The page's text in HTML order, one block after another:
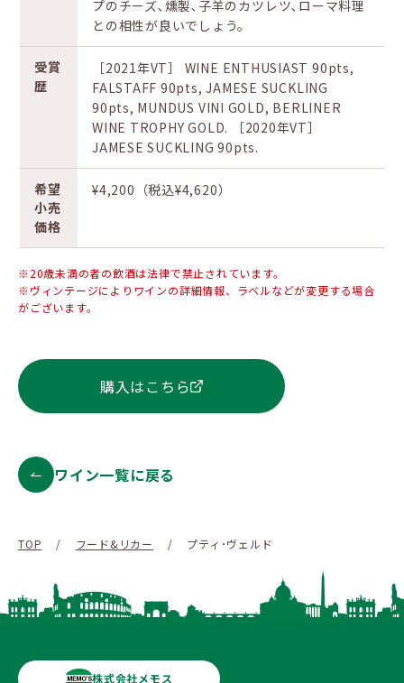
プのチーズ､燻製､子羊のカツレツ､ローマ料理
との相性が良いでしょう。
受賞
歴
［2021年VT］ WINE ENTHUSIAST 90pts,
FALSTAFF 90pts, JAMESE SUCKLING
90pts, MUNDUS VINI GOLD, BERLINER
WINE TROPHY GOLD. ［2020年VT］
JAMESE SUCKLING 90pts.
希望
小売
価格
¥4,200（税込¥4,620）
※20歳未満の者の飲酒は法律で禁止されています。
※ヴィンテージによりワインの詳細情報、ラベルなどが変更する場合
がございます。
購入はこちら
ワイン一覧に戻る
TOP / フード&リカー / プティ･ヴェルド
株式会社メモス